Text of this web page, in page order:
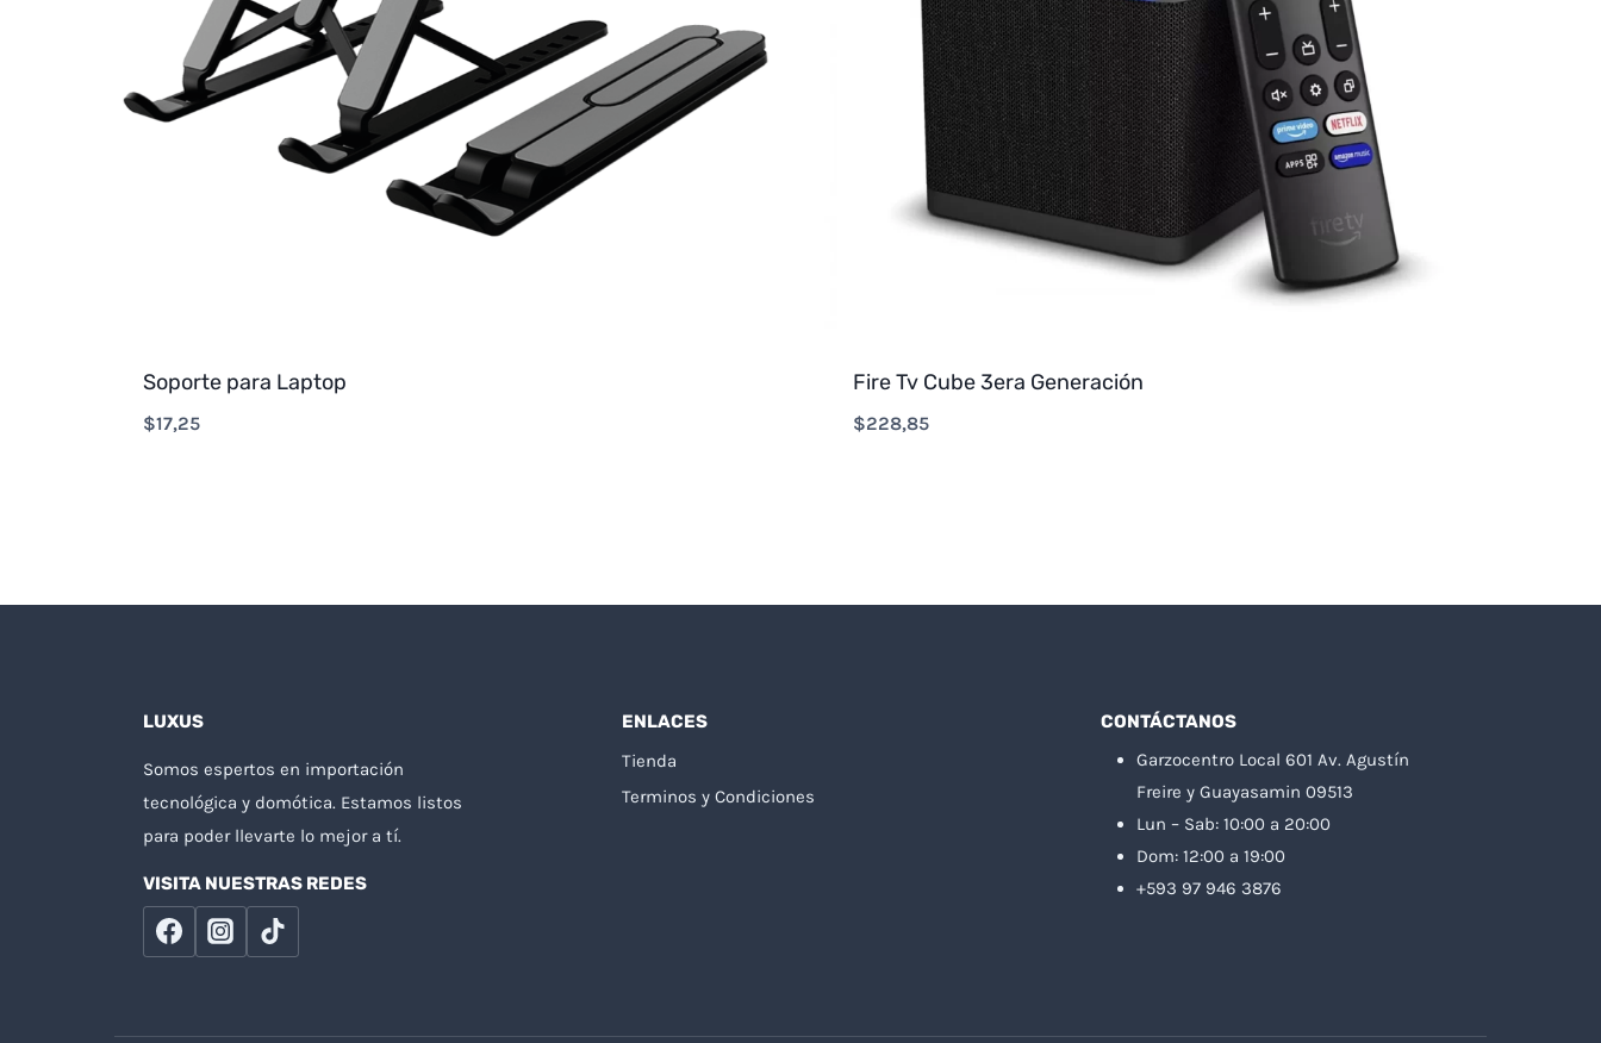
Soporte para Laptop
$17,25
Fire Tv Cube 3era Generación
$228,85
LUXUS
Somos espertos en importación
tecnológica y domótica. Estamos listos
para poder llevarte lo mejor a tí.
VISITA NUESTRAS REDES
ENLACES
Tienda
Terminos y Condiciones
CONTÁCTANOS
Garzocentro Local 601 Av. Agustín
Freire y Guayasamin 09513
Lun – Sab: 10:00 a 20:00
Dom: 12:00 a 19:00
+593 97 946 3876